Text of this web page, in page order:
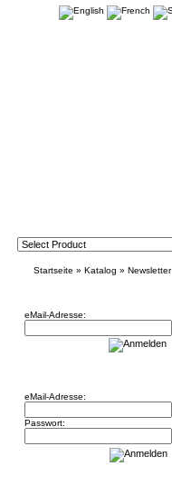
Startseite » Katalog » Newsletter
eMail-Adresse:
eMail-Adresse:
Passwort: